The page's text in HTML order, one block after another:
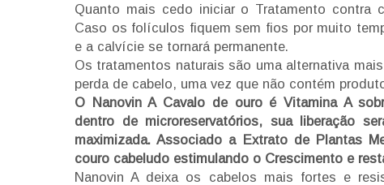
Quanto mais cedo iniciar o Tratamento contra
Caso os folículos fiquem sem fios por muito
e a calvície se tornará permanente.
Os tratamentos naturais são uma alternativa
perda de cabelo, uma vez que não contém
O Nanovin A Cavalo de ouro é Vitamina A
dentro de microreservatórios, sua liberação
maximizada. Associado a Extrato de Plantas
couro cabeludo estimulando o Crescimento e
Nanovin A deixa os cabelos mais fortes e